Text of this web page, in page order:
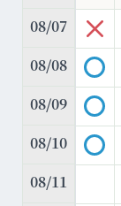
08/07
08/08
08/09
08/10
08/11